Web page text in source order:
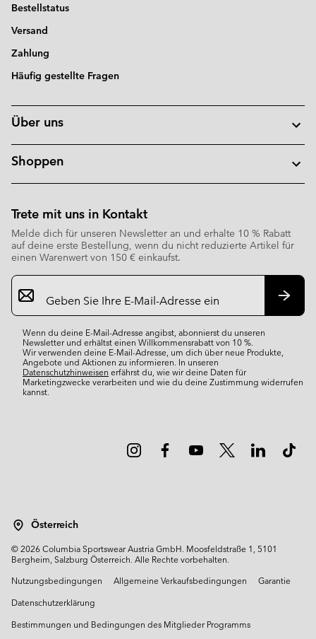
Bestellstatus
Versand
Zahlung
Häufig gestellte Fragen
Über uns
Shoppen
Trete mit uns in Kontakt
Melde dich für unseren Newsletter an und erhalte 10 % Rabatt
auf deine erste Bestellung, wenn du nicht reduzierte Artikel für
einen Warenwert von 150 € einkaufst.
Newsletter-
Anmeldung
Wenn du deine E-Mail-Adresse angibst, abonnierst du unseren
Newsletter und erhältst einen Willkommensrabatt von 10 %.
Wir verwenden deine E-Mail-Adresse, um dich über neue Produkte,
Angebote und Aktionen zu informieren. In unseren
Datenschutzhinweisen erfährst du, wie wir deine Daten für
Marketingzwecke verarbeiten und wie du deine Zustimmung widerrufen
kannst.
Österreich
© 2026Columbia Sportswear Austria GmbH. Moosfeldstraße 1, 5101
Bergheim, Salzburg Österreich. Alle Rechte vorbehalten.
Nutzungsbedingungen
Allgemeine Verkaufsbedingungen
Garantie
Datenschutzerklärung
Bestimmungen und Bedingungen des Mitglieder Programms